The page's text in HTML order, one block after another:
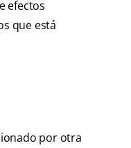
efectos
que está
por otra